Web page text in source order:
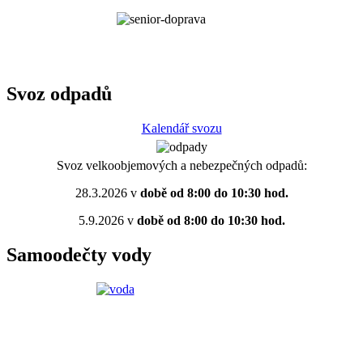
Svoz odpadů
Kalendář svozu
Svoz velkoobjemových a nebezpečných odpadů:
28.3.2026 vdobě od 8:00 do 10:30 hod.
5.9.2026 vdobě od 8:00 do 10:30 hod.
Samoodečty vody